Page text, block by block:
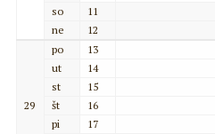
so
11
ne
12
29
po
13
ut
14
st
15
št
16
pi
17